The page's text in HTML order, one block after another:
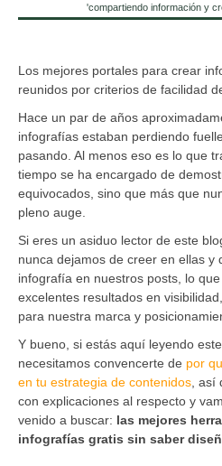
'compartiendo información y
Los mejores portales para crear
reunidos por criterios de facilidad
Hace un par de años
infografías estaban perdiendo
pasando. Al menos eso es lo que
tiempo se ha encargado de
equivocados, sino que más que
pleno auge.
Si eres un asiduo lector de este
nunca dejamos de creer en ellas y
infografía en nuestros posts, lo
excelentes resultados en
para nuestra marca y
Y bueno, si estás aquí leyendo
necesitamos convencerte de por
en tu estrategia de contenidos ,
con explicaciones al respecto y
venido a buscar: las mejores
infografías gratis sin saber